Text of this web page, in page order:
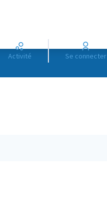
Activité Se connecter